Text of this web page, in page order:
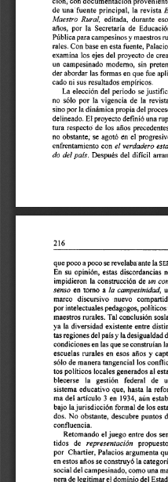
de una fuente principal, la revista
Maestro  Rural, editada,
durante
aiios, por la Secretaría de
Pública para campesinos y maestros ru-
rales. Con base en esta fuente,
examina  los ejes del proyecto de
un campesinado moderno,  sin
der abordar las formas en que fue apli-
cado ni sus resultados empíricos.
La elección del  periodo  se
no sólo por la vigencia de la
sino por la dinámica propia del
delineado. El proyecto definió una
tura  respecto de los años
no obstante,  se agotó en el
enfrentamiento con el verdadero
do del país. Despues del dificil
216
que poco a poco se revelaba ante la
En su  opinión, estas discordancias
impidieron la  construcción de un
senso en tomo a la campesrnzdad,
marco
discursivo nuevo
por intelectuales pedagogos, políticos
maestros rurales. Tal conclusión
ya la diversidad  existente entre
tas regiones del país y la desigualdad
condiciones en las que se construían
escuelas  rurales en esos años y
sólo de manera tangencia1 los
tos políticos locales generados al
blecerse
la gestión federal de
sistema educativo que,  hasta la
ma del artículo 3 en  1934, aún
bajo la jurisdicción formal de los
dos. No obstante,  descubre puntos
confluencia.
Retornando  el juego entre dos
tidos
de representación
por Chartier,  Palacios argumenta
en estos años se construyó la
social del campesinado, como una
nera de legitimar el dominio del